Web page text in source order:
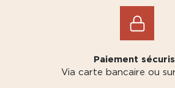
Paiement
Via carte bancaire ou